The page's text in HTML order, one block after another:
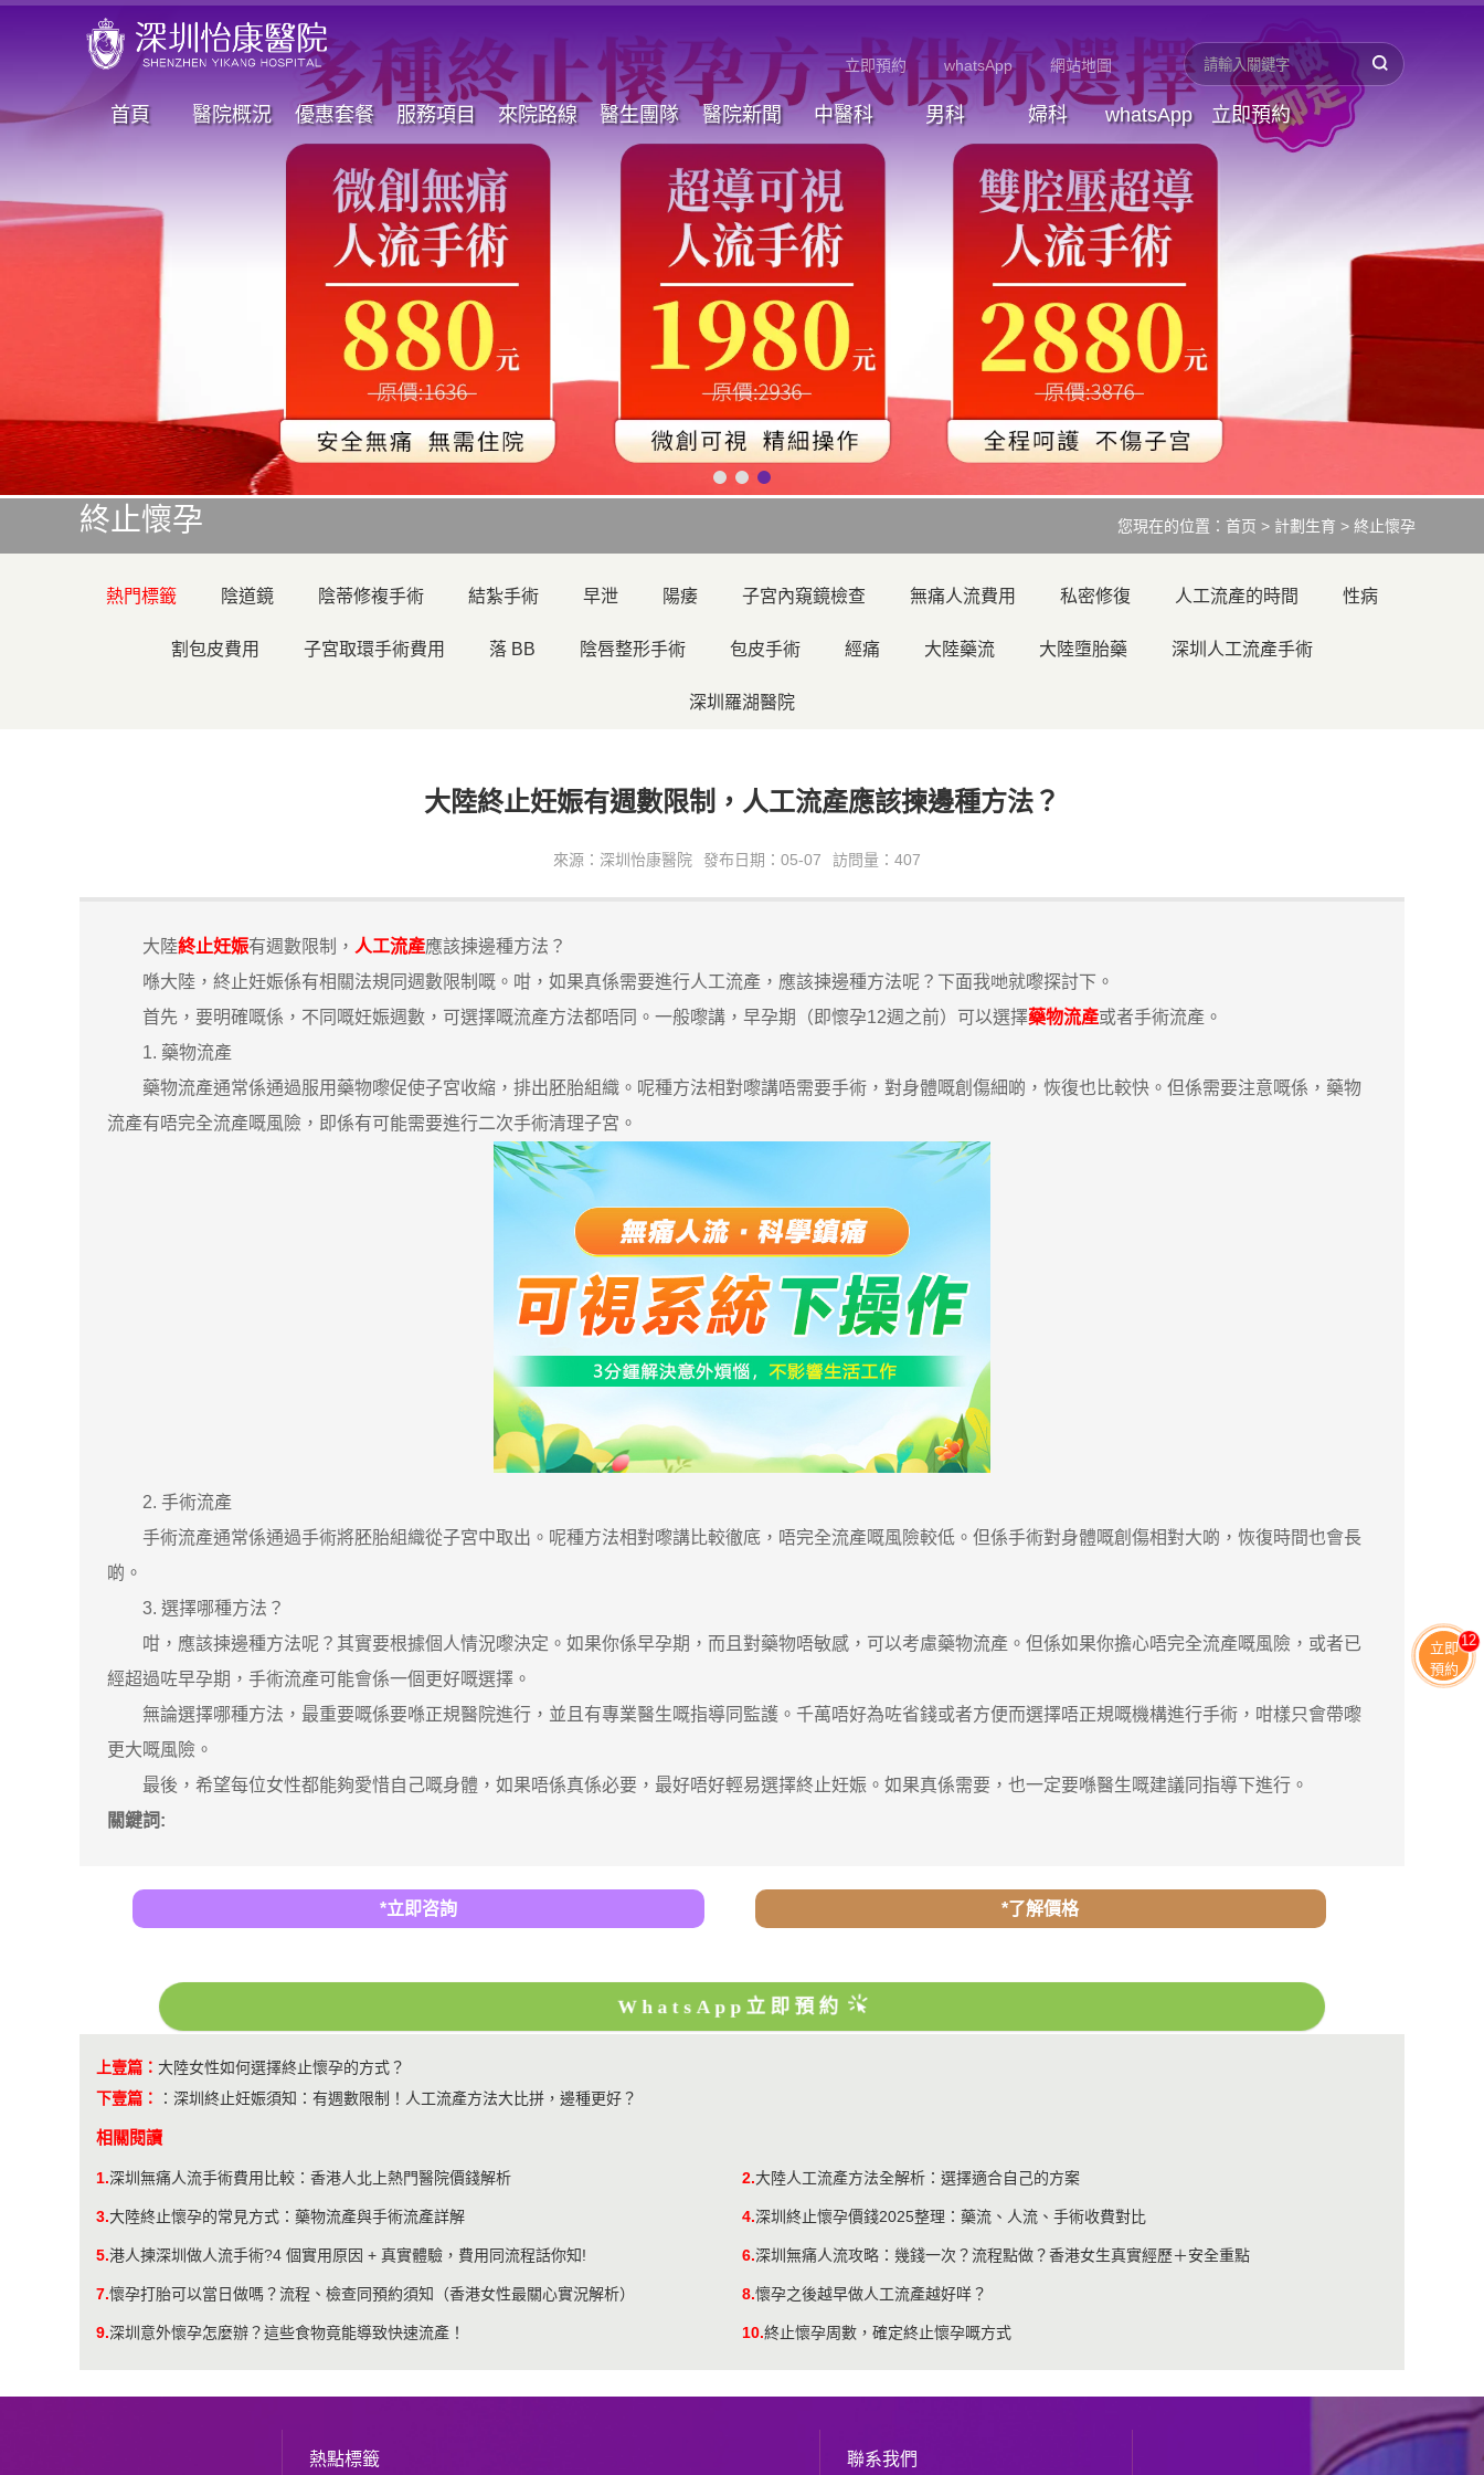
立即預約 whatsApp 網站地圖
首頁 醫院概況 優惠套餐 服務項目 來院路線 醫生團隊 醫院新聞 中醫科 男科 婦科 whatsApp 立即預約
終止懷孕 您現在的位置： 首页 > 計劃生育 > 終止懷孕
熱門標籤 陰道鏡 陰蒂修複手術 結紮手術 早泄 陽痿 子宮內窺鏡檢查 無痛人流費用 私密修復 人工流產的時間 性病
割包皮費用 子宮取環手術費用 落 BB 陰唇整形手術 包皮手術 經痛 大陸藥流 大陸墮胎藥 深圳人工流產手術
深圳羅湖醫院
大陸終止妊娠有週數限制，人工流產應該揀邊種方法？
來源：深圳怡康醫院 發布日期：05-07 訪問量：407
大陸終止妊娠有週數限制， 人工流產應該揀邊種方法？
喺大陸，終止妊娠係有相關法規同週數限制嘅。咁，如果真係需要進行人工流產，應該揀邊種方法呢？下面我哋就嚟探討下。
首先，要明確嘅係，不同嘅妊娠週數，可選擇嘅流產方法都唔同。一般嚟講，早孕期（即懷孕12週之前）可以選擇藥物流產或者手術流產。
1. 藥物流產
藥物流產通常係通過服用藥物嚟促使子宮收縮，排出胚胎組織。呢種方法相對嚟講唔需要手術，對身體嘅創傷細啲，恢復也比較快。但係需要注意嘅係，藥物
流產有唔完全流產嘅風險，即係有可能需要進行二次手術清理子宮。
2. 手術流產
手術流產通常係通過手術將胚胎組織從子宮中取出。呢種方法相對嚟講比較徹底，唔完全流產嘅風險較低。但係手術對身體嘅創傷相對大啲，恢復時間也會長
啲。
3. 選擇哪種方法？
咁，應該揀邊種方法呢？其實要根據個人情況嚟決定。如果你係早孕期，而且對藥物唔敏感，可以考慮藥物流產。但係如果你擔心唔完全流產嘅風險，或者已
經超過咗早孕期，手術流產可能會係一個更好嘅選擇。
無論選擇哪種方法，最重要嘅係要喺正規醫院進行，並且有專業醫生嘅指導同監護。千萬唔好為咗省錢或者方便而選擇唔正規嘅機構進行手術，咁樣只會帶嚟
更大嘅風險。
最後，希望每位女性都能夠愛惜自己嘅身體，如果唔係真係必要，最好唔好輕易選擇終止妊娠。如果真係需要，也一定要喺醫生嘅建議同指導下進行。
關鍵詞:
*立即咨詢 *了解價格
WhatsApp立即預約
上壹篇： ​大陸女性如何選擇終止懷孕的方式？
下壹篇：
： 深圳終止妊娠須知：有週數限制！人工流產方法大比拼，邊種更好？
相關閱讀
1.深圳無痛人流手術費用比較：香港人北上熱門醫院價錢解析 2.大陸人工流產方法全解析：選擇適合自己的方案
3.大陸終止懷孕的常見方式：藥物流產與手術流產詳解 4.深圳終止懷孕價錢2025整理：藥流、人流、手術收費對比
5.港人揀深圳做人流手術?4 個實用原因 + 真實體驗，費用同流程話你知! 6.深圳無痛人流攻略：幾錢一次？流程點做？香港女生真實經歷＋安全重點
7.懷孕打胎可以當日做嗎？流程、檢查同預約須知（香港女性最關心實況解析） 8.懷孕之後越早做人工流產越好咩？
9.深圳意外懷孕怎麼辦？這些食物竟能導致快速流產！ 10.終止懷孕周數，確定終止懷孕嘅方式
熱點標籤 聯系我們
立即
預約
11